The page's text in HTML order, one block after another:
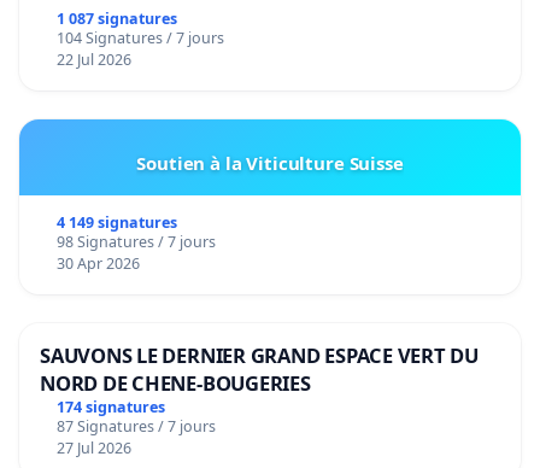
1 087 signatures
104 Signatures / 7 jours
22 Jul 2026
Soutien à la Viticulture Suisse
4 149 signatures
98 Signatures / 7 jours
30 Apr 2026
SAUVONS LE DERNIER GRAND ESPACE VERT DU
NORD DE CHENE-BOUGERIES
174 signatures
87 Signatures / 7 jours
27 Jul 2026